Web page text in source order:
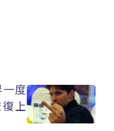
度
上